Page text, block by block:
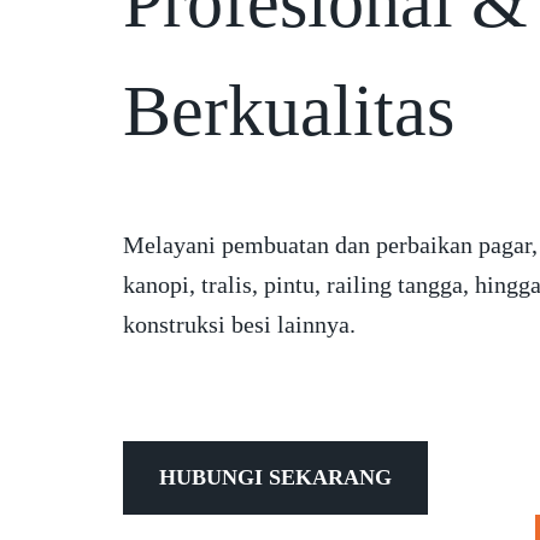
Berkualitas
Melayani pembuatan dan perbaikan pagar,
kanopi, tralis, pintu, railing tangga, hingga
konstruksi besi lainnya.
HUBUNGI SEKARANG